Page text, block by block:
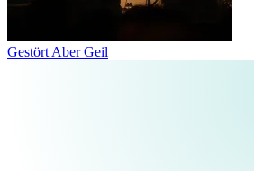
Gestört Aber Geil